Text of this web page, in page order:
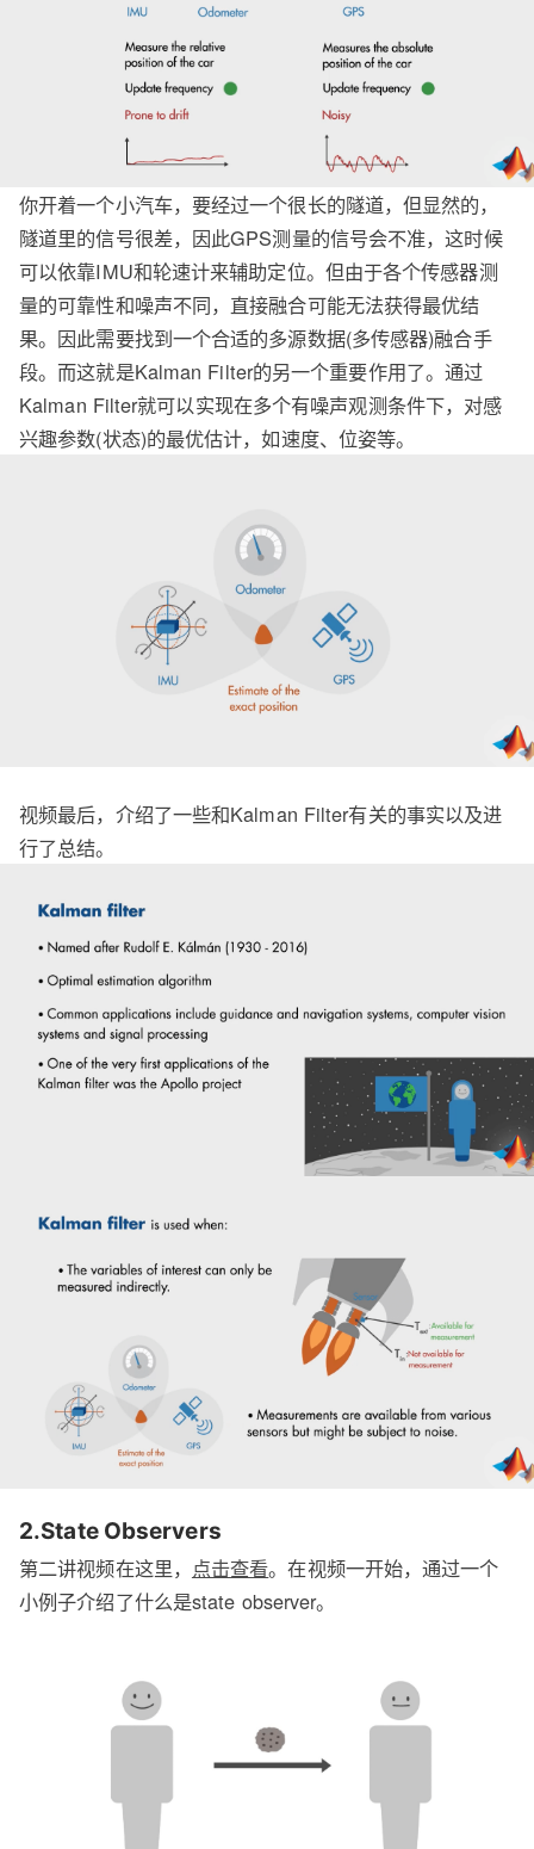
你开着一个小汽车，要经过一个很长的隧道，但显然的，
隧道里的信号很差，因此GPS测量的信号会不准，这时候
可以依靠IMU和轮速计来辅助定位。但由于各个传感器测
量的可靠性和噪声不同，直接融合可能无法获得最优结
果。因此需要找到一个合适的多源数据(多传感器)融合手
段。而这就是Kalman Filter的另一个重要作用了。通过
Kalman Filter就可以实现在多个有噪声观测条件下，对感
兴趣参数(状态)的最优估计，如速度、位姿等。
视频最后，介绍了一些和Kalman Filter有关的事实以及进
行了总结。
2.State Observers
第二讲视频在这里， 点击查看。在视频一开始，通过一个
小例子介绍了什么是state observer。